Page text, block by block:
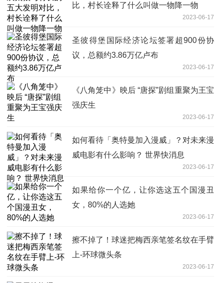
比，村长诠释了什么叫做一物降一物
2023-06-17
圣彼得堡国际经济论坛签署超900份协
议，总额约3.86万亿卢布
2023-06-17
《八角笼中》映后 “唐探”剧组重聚为王宝
强庆生
2023-06-17
如何看待「奥特曼加入漫威」？对未来漫
威电影有什么影响？ 世界快消息
2023-06-17
如果给你一个亿，让你选这五个国漫丑
女，80%的人选她
2023-06-17
擦不掉了！球迷把梅西亲笔签名纹在手臂
上-环球微头条
2023-06-17